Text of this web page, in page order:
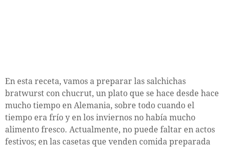
En esta receta, vamos a preparar las salchichas
bratwurst con chucrut, un plato que se hace desde hace
mucho tiempo en Alemania, sobre todo cuando el
tiempo era frío y en los inviernos no había mucho
alimento fresco. Actualmente, no puede faltar en actos
festivos; en las casetas que venden comida preparada